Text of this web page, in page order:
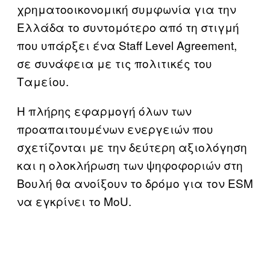
χρηματοοικονομική συμφωνία για την
Ελλάδα το συντομότερο από τη στιγμή
που υπάρξει ένα Staff Level Agreement,
σε συνάφεια με τις πολιτικές του
Ταμείου.
Η πλήρης εφαρμογή όλων των
προαπαιτουμένων ενεργειών που
σχετίζονται με την δεύτερη αξιολόγηση
και η ολοκλήρωση των ψηφοφοριών στη
Βουλή θα ανοίξουν το δρόμο για τον ESM
να εγκρίνει το MoU.